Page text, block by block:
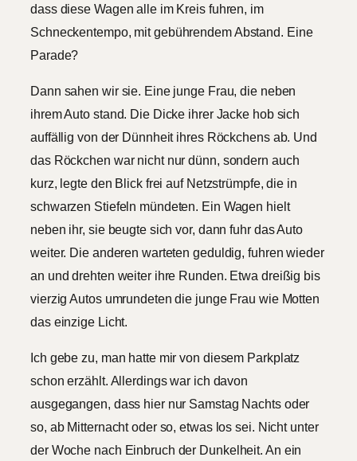
dass diese Wagen alle im Kreis fuhren, im
Schneckentempo, mit gebührendem Abstand. Eine
Parade?
Dann sahen wir sie. Eine junge Frau, die neben
ihrem Auto stand. Die Dicke ihrer Jacke hob sich
auffällig von der Dünnheit ihres Röckchens ab. Und
das Röckchen war nicht nur dünn, sondern auch
kurz, legte den Blick frei auf Netzstrümpfe, die in
schwarzen Stiefeln mündeten. Ein Wagen hielt
neben ihr, sie beugte sich vor, dann fuhr das Auto
weiter. Die anderen warteten geduldig, fuhren wieder
an und drehten weiter ihre Runden. Etwa dreißig bis
vierzig Autos umrundeten die junge Frau wie Motten
das einzige Licht.
Ich gebe zu, man hatte mir von diesem Parkplatz
schon erzählt. Allerdings war ich davon
ausgegangen, dass hier nur Samstag Nachts oder
so, ab Mitternacht oder so, etwas los sei. Nicht unter
der Woche nach Einbruch der Dunkelheit. An ein